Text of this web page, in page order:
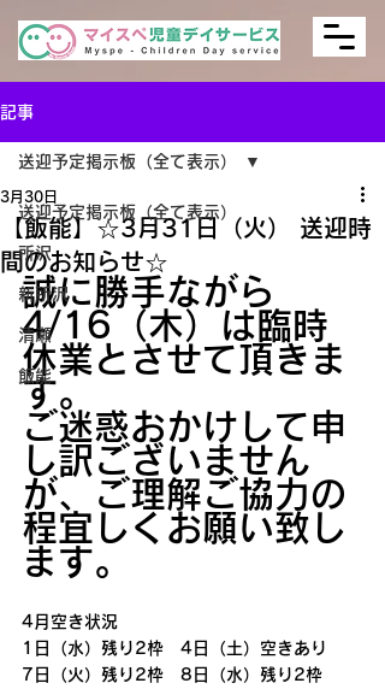
記事
送迎予定掲示板（全て表示）
所沢
新所沢
清瀬
飯能
送迎予定掲示板（全て表示）
【飯能】☆3月31日（火） 送迎時
間のお知らせ☆
3月30日
誠に勝手ながら
4/16（木）は臨時
休業とさせて頂きま
す。
ご迷惑おかけして申
し訳ございません
が、ご理解ご協力の
程宜しくお願い致し
ます。
4月空き状況
1日（水）残り2枠　4日（土）空きあり
7日（火）残り2枠　8日（水）残り2枠